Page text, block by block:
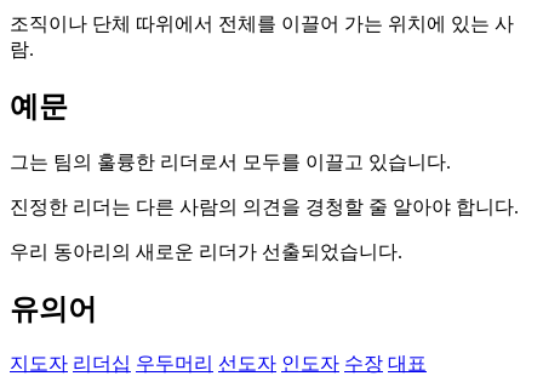
조직이나 단체 따위에서 전체를 이끌어 가는 위치에 있는 사
람.
예문
그는 팀의 훌륭한 리더로서 모두를 이끌고 있습니다.
진정한 리더는 다른 사람의 의견을 경청할 줄 알아야 합니다.
우리 동아리의 새로운 리더가 선출되었습니다.
유의어
지도자 리더십 우두머리 선도자 인도자 수장 대표